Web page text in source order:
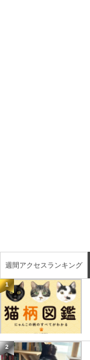
週間アクセスランキング
1
2